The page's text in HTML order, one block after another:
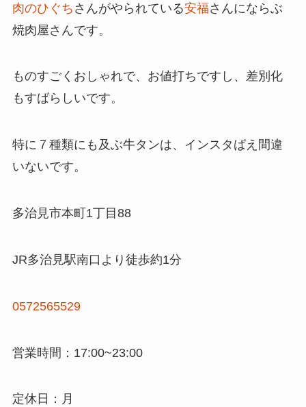
肉のひぐち さんがやられている安福さんにならぶ
焼肉屋さんです。
ものすごくおしゃれで、お値打ちですし、差別化
もすばらしいです。
特に７種類にも及ぶ牛タンは、インスタばえ間違
いないです。
多治見市本町1丁目88
JR多治見駅南口より徒歩約1分
0572565529
営業時間：17:00~23:00
定休日：月